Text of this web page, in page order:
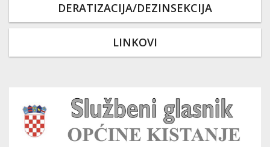
DERATIZACIJA/DEZINSEKCIJA
LINKOVI